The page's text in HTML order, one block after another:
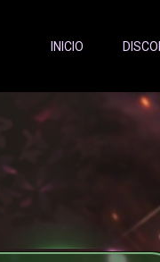
INICIO